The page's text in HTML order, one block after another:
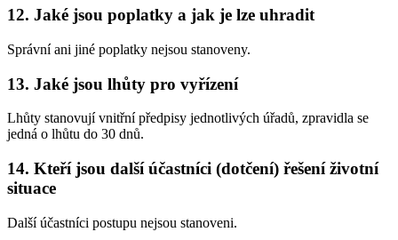
12. Jaké jsou poplatky a jak je lze uhradit
Správní ani jiné poplatky nejsou stanoveny.
13. Jaké jsou lhůty pro vyřízení
Lhůty stanovují vnitřní předpisy jednotlivých úřadů, zpravidla se
jedná o lhůtu do 30 dnů.
14. Kteří jsou další účastníci (dotčení) řešení životní
situace
Další účastníci postupu nejsou stanoveni.